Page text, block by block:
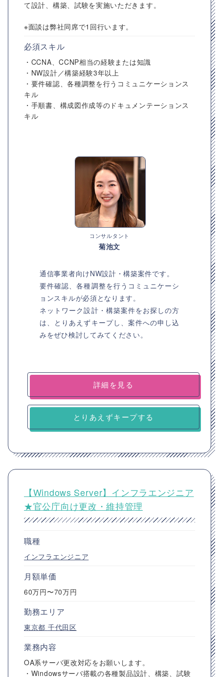
て設計、構築、試験を実施いただきます。
※面談は弊社同席で1回行います。
必須スキル
・CCNA、CCNP相当の経験または知識
・NW設計／構築経験3年以上
・要件確認、各種調整を行うコミュニケーションス
キル
・手順書、構成図作成等のドキュメンテーションス
キル
コンサルタント
菊池文
通信事業者向けNW設計・構築案件です。
要件確認、各種調整を行うコミュニケーシ
ョンスキルが必須となります。
ネットワーク設計・構築案件をお探しの方
は、とりあえずキープし、案件への申し込
みをぜひ検討してみてください。
詳細を見る
とりあえずキープする
【Windows Server】インフラエンジニア
★官公庁向け更改・維持管理
職種
インフラエンジニア
月額単価
60万円〜70万円
勤務エリア
東京都 千代田区
業務内容
OA系サーバ更改対応をお願いします。
・Windowsサーバ搭載の各種製品設計、構築、試験